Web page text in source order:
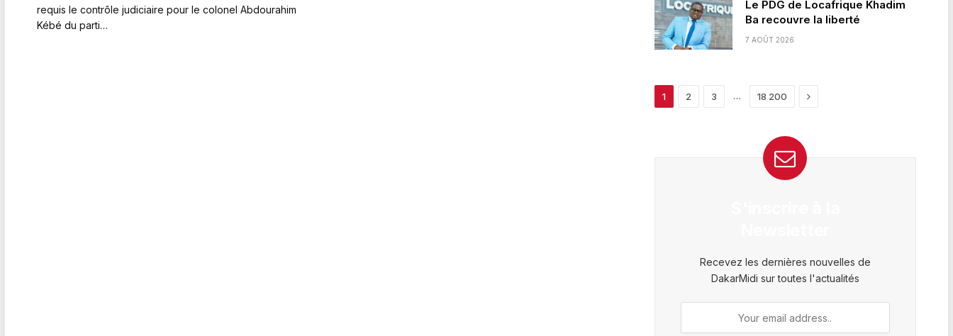
requis le contrôle judiciaire pour le colonel Abdourahim
Kébé du parti…
Le PDG de Locafrique Khadim
Ba recouvre la liberté
7 AOÛT 2026
1 2 3 … 18 200 Next
Recevez les dernières nouvelles de
DakarMidi sur toutes l'actualités